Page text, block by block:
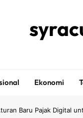
Ekonomi
Baru Pajak Digital